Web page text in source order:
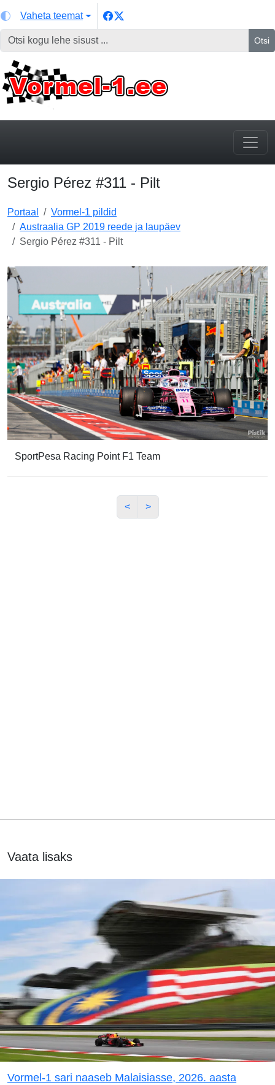
Vaheta teemat
Otsi
Sergio Pérez #311 - Pilt
Portaal
Vormel-1 pildid
Austraalia GP 2019 reede ja laupäev
Sergio Pérez #311 - Pilt
SportPesa Racing Point F1 Team
< >
Vaata lisaks
Vormel-1 sari naaseb Malaisiasse, 2026. aasta